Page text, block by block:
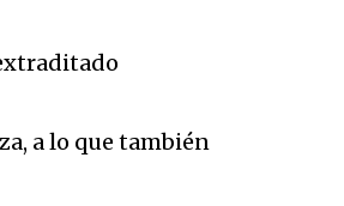
a lo que también